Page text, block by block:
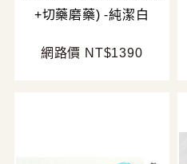
+切藥磨藥) -純潔白
網路價 NT$1390